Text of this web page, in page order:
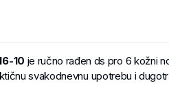
10 je ručno rađen ds pro 6 kožni
svakodnevnu upotrebu i